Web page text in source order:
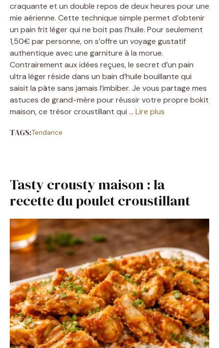
craquante et un double repos de deux heures pour une
mie aérienne. Cette technique simple permet d’obtenir
un pain frit léger qui ne boit pas l’huile. Pour seulement
1,50€ par personne, on s’offre un voyage gustatif
authentique avec une garniture à la morue.
Contrairement aux idées reçues, le secret d’un pain
ultra léger réside dans un bain d’huile bouillante qui
saisit la pâte sans jamais l’imbiber. Je vous partage mes
astuces de grand-mère pour réussir votre propre bokit
maison, ce trésor croustillant qui … Lire plus
TAGS:Tendance
Tasty crousty maison : la
recette du poulet croustillant